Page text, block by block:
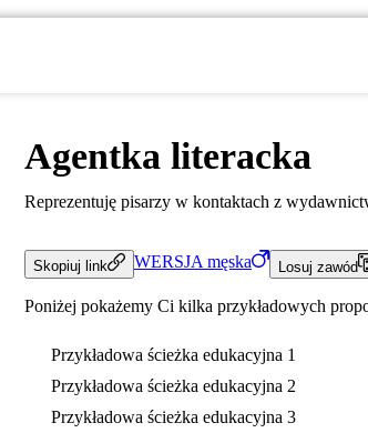
Agentka literacka
Reprezentuję pisarzy w kontaktach z
Skopiuj link WERSJA męska Losuj zawód
Poniżej pokażemy Ci kilka przykładowych
Przykładowa ścieżka edukacyjna 1
Przykładowa ścieżka edukacyjna 2
Przykładowa ścieżka edukacyjna 3